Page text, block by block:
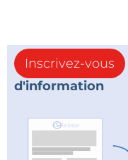
Inscrivez-vous
d'information